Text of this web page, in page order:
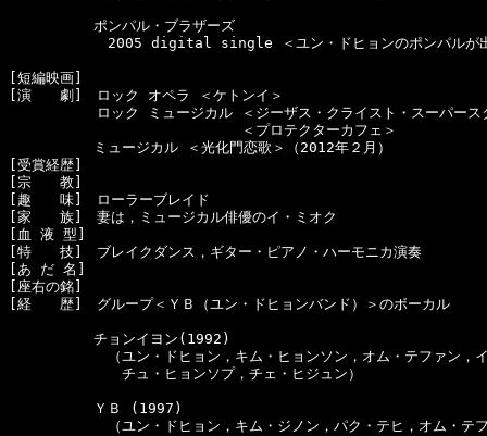
ポンパル・ブラザーズ
2005 digital single ＜ユン・ドヒョンのポンパルが出
[短編映画]
[演　　劇]　ロック オペラ ＜ケトンイ＞
　　　　　ロック ミュージカル ＜ジーザス・クライスト・スーパース
  　　　　　　　　　　　　 　　 ＜プロテクターカフェ＞
ミュージカル ＜光化門恋歌＞（2012年２月）
[受賞経歴]
[宗　　教]
[趣　　味]　ローラーブレイド
[家　　族]　妻は，ミュージカル俳優のイ・ミオク
[血 液 型]
[特　　技]　ブレイクダンス，ギター・ピアノ・ハーモニカ演奏
[あ だ 名]
[座右の銘]
[経　　歴]　グループ＜ＹＢ（ユン・ドヒョンバンド）＞のボーカル
チョンイヨン(1992)
（ユン・ドヒョン，キム・ヒョンソン，オム・テファン，イ
チュ・ヒョンソプ，チェ・ヒジュン）
ＹＢ (1997)
（ユン・ドヒョン，キム・ジノン，パク・テヒ，オム・テファ